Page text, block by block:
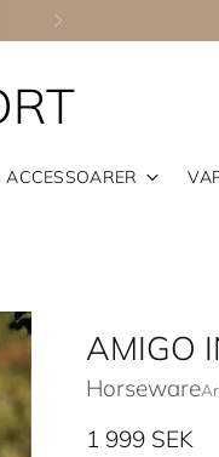
ACCESSOARER
AMIGO
Horseware
Ordinarie
1 999 SEK